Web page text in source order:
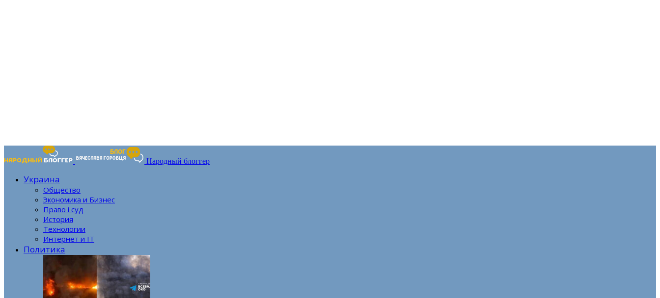
Народный блоггер
Украина
Общество
Экономика и Бизнес
Право і суд
История
Технологии
Интернет и IT
Политика